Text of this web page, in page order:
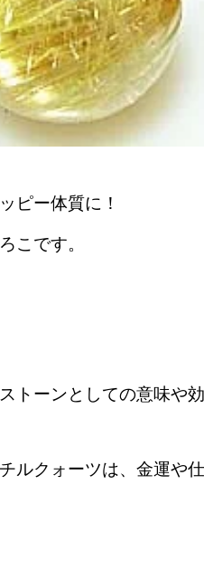
ピー体質に！
こです。
トーンとしての意味や
ルクォーツは、金運や